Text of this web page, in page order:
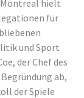
Montreal hielt
für
und Sport
der Chef des
ab,
der Spiele